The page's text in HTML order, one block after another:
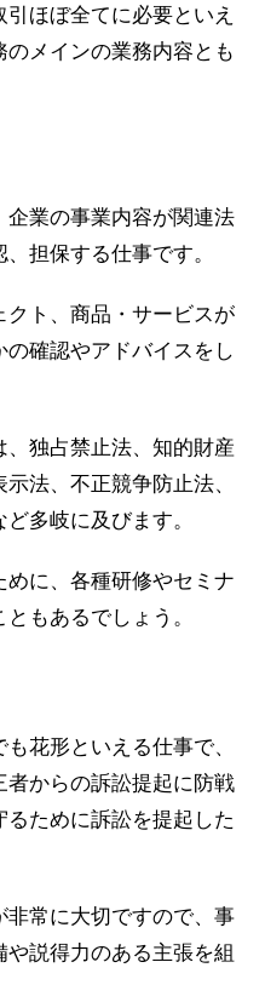
ほぼ全てに必要といえ
メインの業務内容とも
企業の事業内容が関連法
担保する仕事です。
ト、商品・サービスが
確認やアドバイスをし
独占禁止法、知的財産
法、不正競争防止法、
多岐に及びます。
に、各種研修やセミナ
もあるでしょう。
花形といえる仕事で、
からの訴訟提起に防戦
ために訴訟を提起した
常に大切ですので、事
説得力のある主張を組